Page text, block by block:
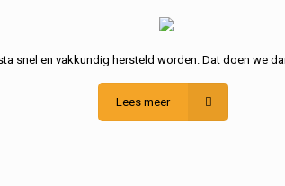
snel en vakkundig hersteld worden. Dat doen we
Lees meer